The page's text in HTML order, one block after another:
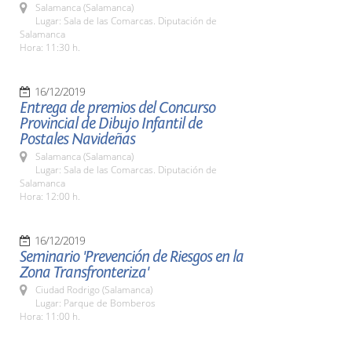
Salamanca (Salamanca)
Lugar: Sala de las Comarcas. Diputación de
Salamanca
Hora: 11:30 h.
16/12/2019
Entrega de premios del Concurso
Provincial de Dibujo Infantil de
Postales Navideñas
Salamanca (Salamanca)
Lugar: Sala de las Comarcas. Diputación de
Salamanca
Hora: 12:00 h.
16/12/2019
Seminario 'Prevención de Riesgos en la
Zona Transfronteriza'
Ciudad Rodrigo (Salamanca)
Lugar: Parque de Bomberos
Hora: 11:00 h.